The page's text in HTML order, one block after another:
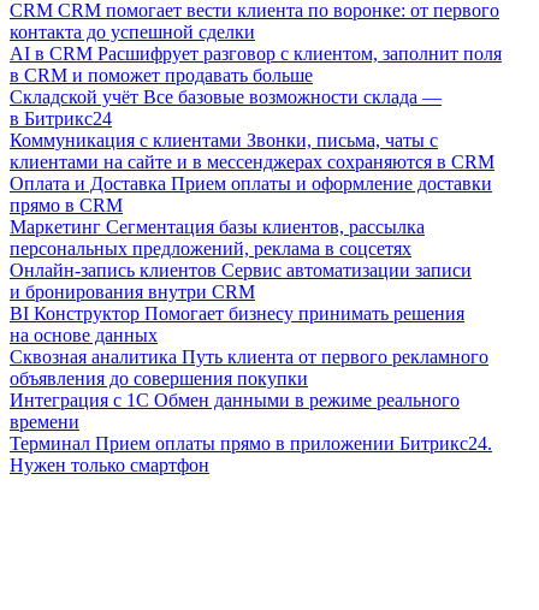
CRM CRM помогает вести клиента по воронке: от первого
контакта до успешной сделки
AI в CRM Расшифрует разговор с клиентом, заполнит поля
в CRM и поможет продавать больше
Складской учёт Все базовые возможности склада —
в Битрикс24
Коммуникация с клиентами Звонки, письма, чаты с
клиентами на сайте и в мессенджерах сохраняются в CRM
Оплата и Доставка Прием оплаты и оформление доставки
прямо в CRM
Маркетинг Сегментация базы клиентов, рассылка
персональных предложений, реклама в соцсетях
Онлайн-запись клиентов Сервис автоматизации записи
и бронирования внутри CRM
BI Конструктор Помогает бизнесу принимать решения
на основе данных
Сквозная аналитика Путь клиента от первого рекламного
объявления до совершения покупки
Интеграция с 1С Обмен данными в режиме реального
времени
Терминал Прием оплаты прямо в приложении Битрикс24.
Нужен только смартфон